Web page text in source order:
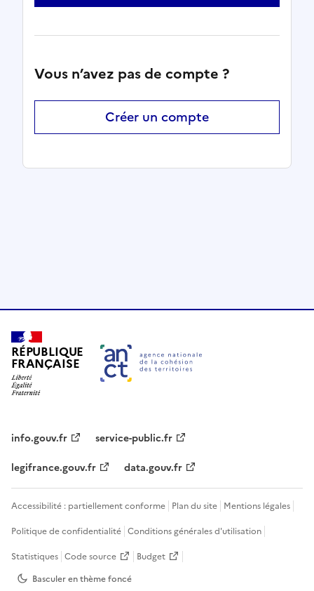
Vous n’avez pas de compte ?
Créer un compte
RÉPUBLIQUE
FRANÇAISE
info.gouv.fr
service-public.fr
legifrance.gouv.fr
data.gouv.fr
Accessibilité : partiellement conforme Plan du site Mentions légales
Politique de confidentialité Conditions générales d'utilisation
Statistiques Code source
Budget
Basculer en thèmefoncé